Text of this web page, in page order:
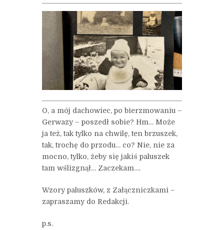
O, a mój dachowiec, po bierzmowaniu –
Gerwazy – poszedł sobie? Hm… Może
ja też, tak tylko na chwilę, ten brzuszek,
tak, trochę do przodu… co? Nie, nie za
mocno, tylko, żeby się jakiś paluszek
tam wślizgnął… Zaczekam….
Wzory paluszków, z Załączniczkami –
zapraszamy do Redakcji.
p.s.